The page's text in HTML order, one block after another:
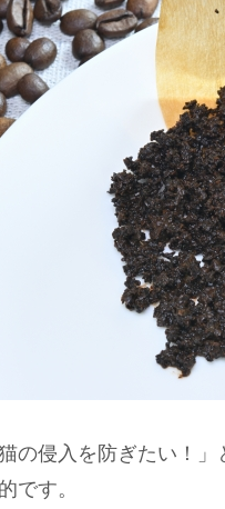
の侵入を防ぎたい！
です。